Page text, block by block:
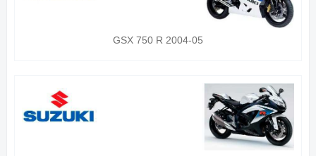
GSX 750 R 2004-05